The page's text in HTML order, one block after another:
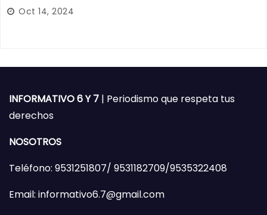
Oct 14, 2024
INFORMATIVO 6 Y 7 | Periodismo que respeta tus
derechos
NOSOTROS
Teléfono: 9531251807/ 9531182709/9535322408
Email: informativo6.7@gmail.com